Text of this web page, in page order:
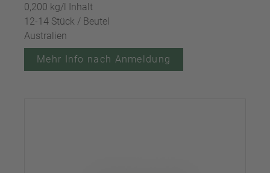
0,200 kg/l Inhalt
12-14 Stück / Beutel
Australien
Mehr Info nach Anmeldung